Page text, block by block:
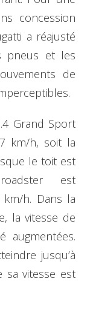
concession
a réajusté
pneus et les
de
Grand Sport
km/h, soit la
le toit est
est
h. Dans la
la vitesse de
jusqu’à
sa vitesse est